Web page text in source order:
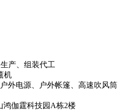
产、组装代工
机
外电源、户外帐篷、高速吹风筒
鸿伽霆科技园A栋2楼